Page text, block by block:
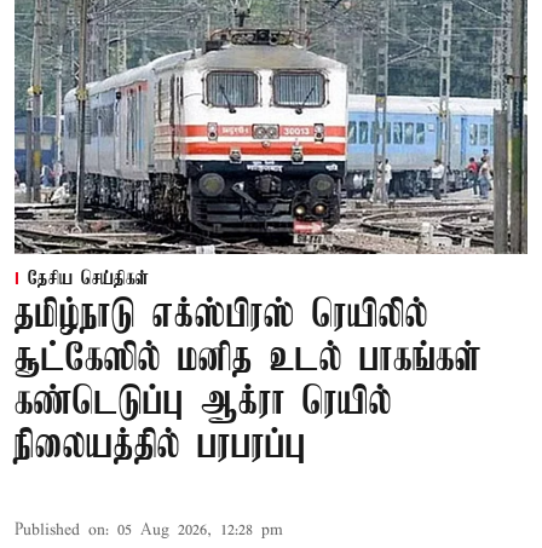
தேசிய செய்திகள்
தமிழ்நாடு எக்ஸ்பிரஸ் ரெயிலில்
சூட்கேஸில் மனித உடல் பாகங்கள்
கண்டெடுப்பு ஆக்ரா ரெயில்
நிலையத்தில் பரபரப்பு
Published on: 05 Aug 2026, 12:28 pm